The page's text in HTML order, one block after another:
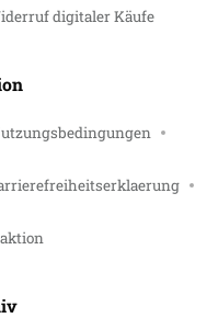
digitaler Käufe